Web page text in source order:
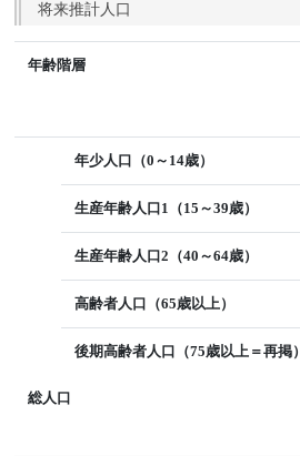
将来推計人口
年齢階層
年少人口（0～14歳）
生産年齢人口1（15～39歳）
生産年齢人口2（40～64歳）
高齢者人口（65歳以上）
後期高齢者人口（75歳以上＝再掲）
総人口